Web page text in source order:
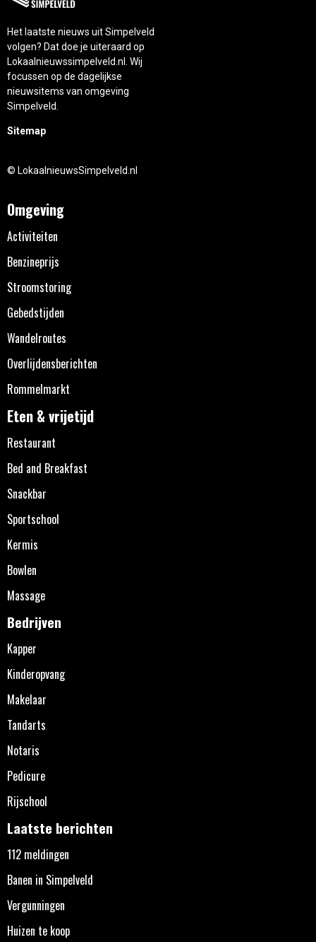
Het laatste nieuws uit Simpelveld
volgen? Dat doe je uiteraard op
Lokaalnieuwssimpelveld.nl. Wij
focussen op de dagelijkse
nieuwsitems van omgeving
Simpelveld.
Sitemap
© LokaalnieuwsSimpelveld.nl
Omgeving
Activiteiten
Benzineprijs
Stroomstoring
Gebedstijden
Wandelroutes
Overlijdensberichten
Rommelmarkt
Eten & vrijetijd
Restaurant
Bed and Breakfast
Snackbar
Sportschool
Kermis
Bowlen
Massage
Bedrijven
Kapper
Kinderopvang
Makelaar
Tandarts
Notaris
Pedicure
Rijschool
Laatste berichten
112 meldingen
Banen in Simpelveld
Vergunningen
Huizen te koop